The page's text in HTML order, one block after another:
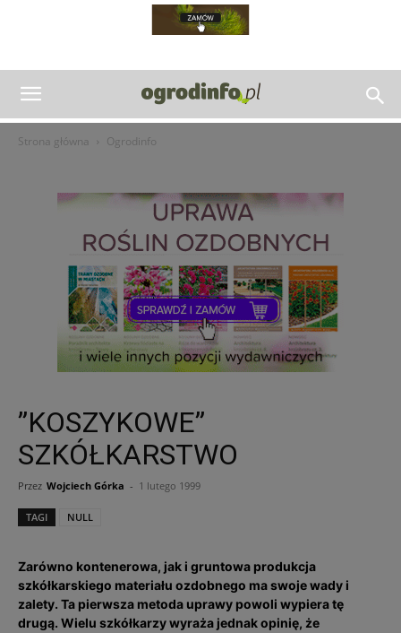
Strona główna Ogrodinfo
”KOSZYKOWE”
SZKÓŁKARSTWO
Przez Wojciech Górka - 1 lutego 1999
TAGI NULL
Zarówno kontenerowa, jak i gruntowa produkcja
szkółkarskiego materiału ozdobnego ma swoje wady i
zalety. Ta pierwsza metoda uprawy powoli wypiera tę
drugą. Wielu szkółkarzy wyraża jednak opinię, że